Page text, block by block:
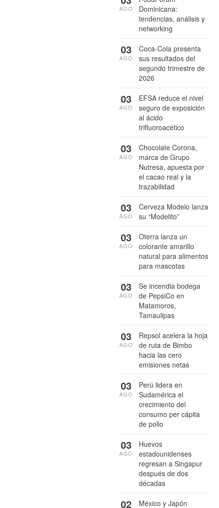
Dominicana:
tendencias, análisis y
networking
AGO
Coca-Cola presenta
sus resultados del
segundo trimestre de
2026
03
AGO
EFSA reduce el nivel
seguro de exposición
al ácido
trifluoroacético
03
AGO
Chocolate Corona,
marca de Grupo
Nutresa, apuesta por
el cacao real y la
trazabilidad
03
AGO
Cerveza Modelo lanza
su “Modelito”
03
AGO
Oterra lanza un
colorante amarillo
natural para alimentos
para mascotas
03
AGO
Se incendia bodega
de PepsiCo en
Matamoros,
Tamaulipas
03
AGO
Repsol acelera la hoja
de ruta de Bimbo
hacia las cero
emisiones netas
03
AGO
Perú lidera en
Sudamérica el
crecimiento del
consumo per cápita
de pollo
03
AGO
Huevos
estadounidenses
regresan a Singapur
después de dos
décadas
03
AGO
México y Japón
02